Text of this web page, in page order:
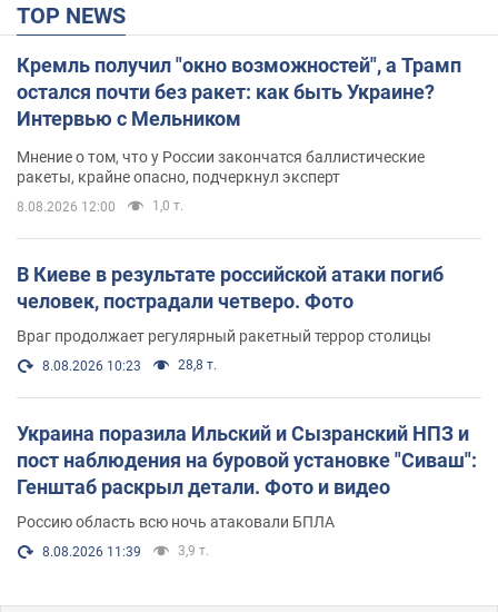
TOP NEWS
Кремль получил "окно возможностей", а Трамп
остался почти без ракет: как быть Украине?
Интервью с Мельником
Мнение о том, что у России закончатся баллистические
ракеты, крайне опасно, подчеркнул эксперт
8.08.2026 12:00 1,0 т.
В Киеве в результате российской атаки погиб
человек, пострадали четверо. Фото
Враг продолжает регулярный ракетный террор столицы
8.08.2026 10:23 28,8 т.
Украина поразила Ильский и Сызранский НПЗ и
пост наблюдения на буровой установке "Сиваш":
Генштаб раскрыл детали. Фото и видео
Россию область всю ночь атаковали БПЛА
8.08.2026 11:39 3,9 т.